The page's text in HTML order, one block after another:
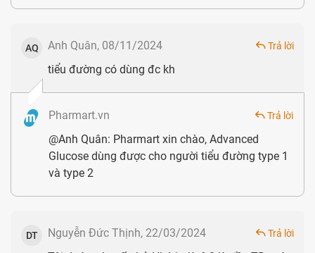
chuyên gia.
rõ ràng và uy tín không?
Sản phẩm Advanced Glucose được sản xuất bởi thương
hiệu Olympian Labs. Các sản phẩm hỗ trợ điều trị sức khỏe
của thương hiệu này đều đáp ứng được các tiêu chuẩn
khắt khe tại Mỹ, đáp ứng tiêu chuẩn FDA ( Cục Quản lý
Thực phẩm và Dược phẩm Hoa Kỳ. Bên cạnh đó, nhà máy
AQ Anh Quân, 08/11/2024 Trả lời
tiểu đường có dùng đc kh
Pharmart.vn Trả lời
@Anh Quân: Pharmart xin chào, Advanced
Glucose dùng được cho người tiểu đường type 1
và type 2
DT Nguyễn Đức Thịnh, 22/03/2024 Trả lời